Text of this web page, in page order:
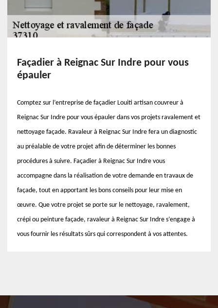
Façadier à Reignac Sur Indre pour vous
épauler
Comptez sur l’entreprise de façadier Louiti artisan couvreur à
Reignac Sur Indre pour vous épauler dans vos projets ravalement et
nettoyage façade. Ravaleur à Reignac Sur Indre fera un diagnostic
au préalable de votre projet afin de déterminer les bonnes
procédures à suivre. Façadier à Reignac Sur Indre vous
accompagne dans la réalisation de votre demande en travaux de
façade, tout en apportant les bons conseils pour leur mise en
œuvre. Que votre projet se porte sur le nettoyage, ravalement,
crépi ou peinture façade, ravaleur à Reignac Sur Indre s’engage à
vous fournir les résultats sûrs qui correspondent à vos attentes.